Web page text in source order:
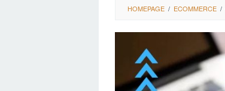
HOMEPAGE / ECOMMERCE /